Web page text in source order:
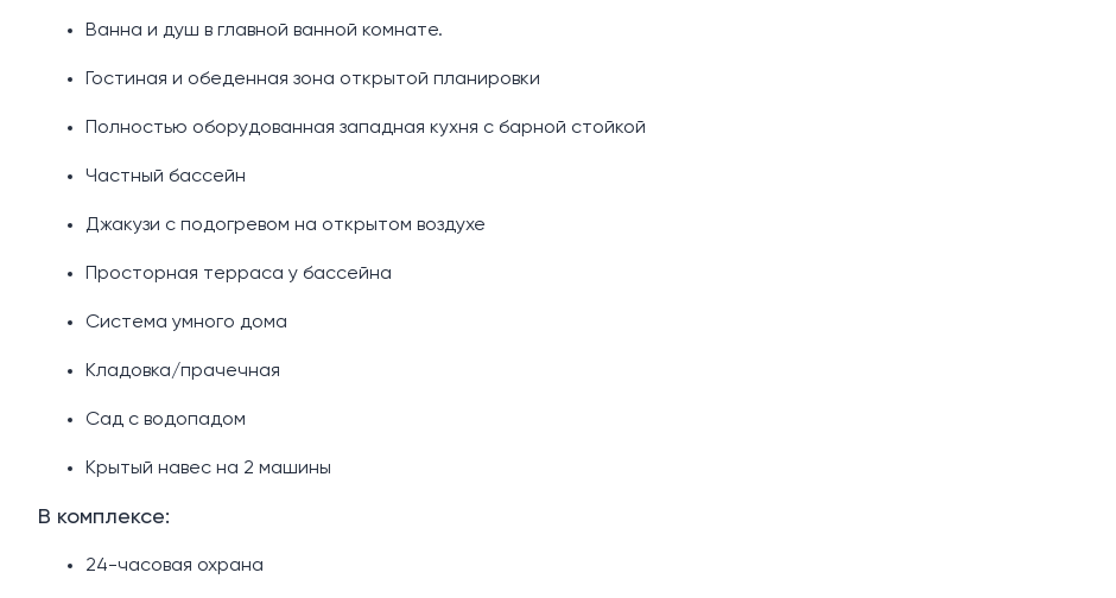
Ванна и душ в главной ванной комнате.
Гостиная и обеденная зона открытой планировки
Полностью оборудованная западная кухня с барной стойкой
Частный бассейн
Джакузи с подогревом на открытом воздухе
Просторная терраса у бассейна
Система умного дома
Кладовка/прачечная
Сад с водопадом
Крытый навес на 2 машины
В комплексе:
24-часовая охрана